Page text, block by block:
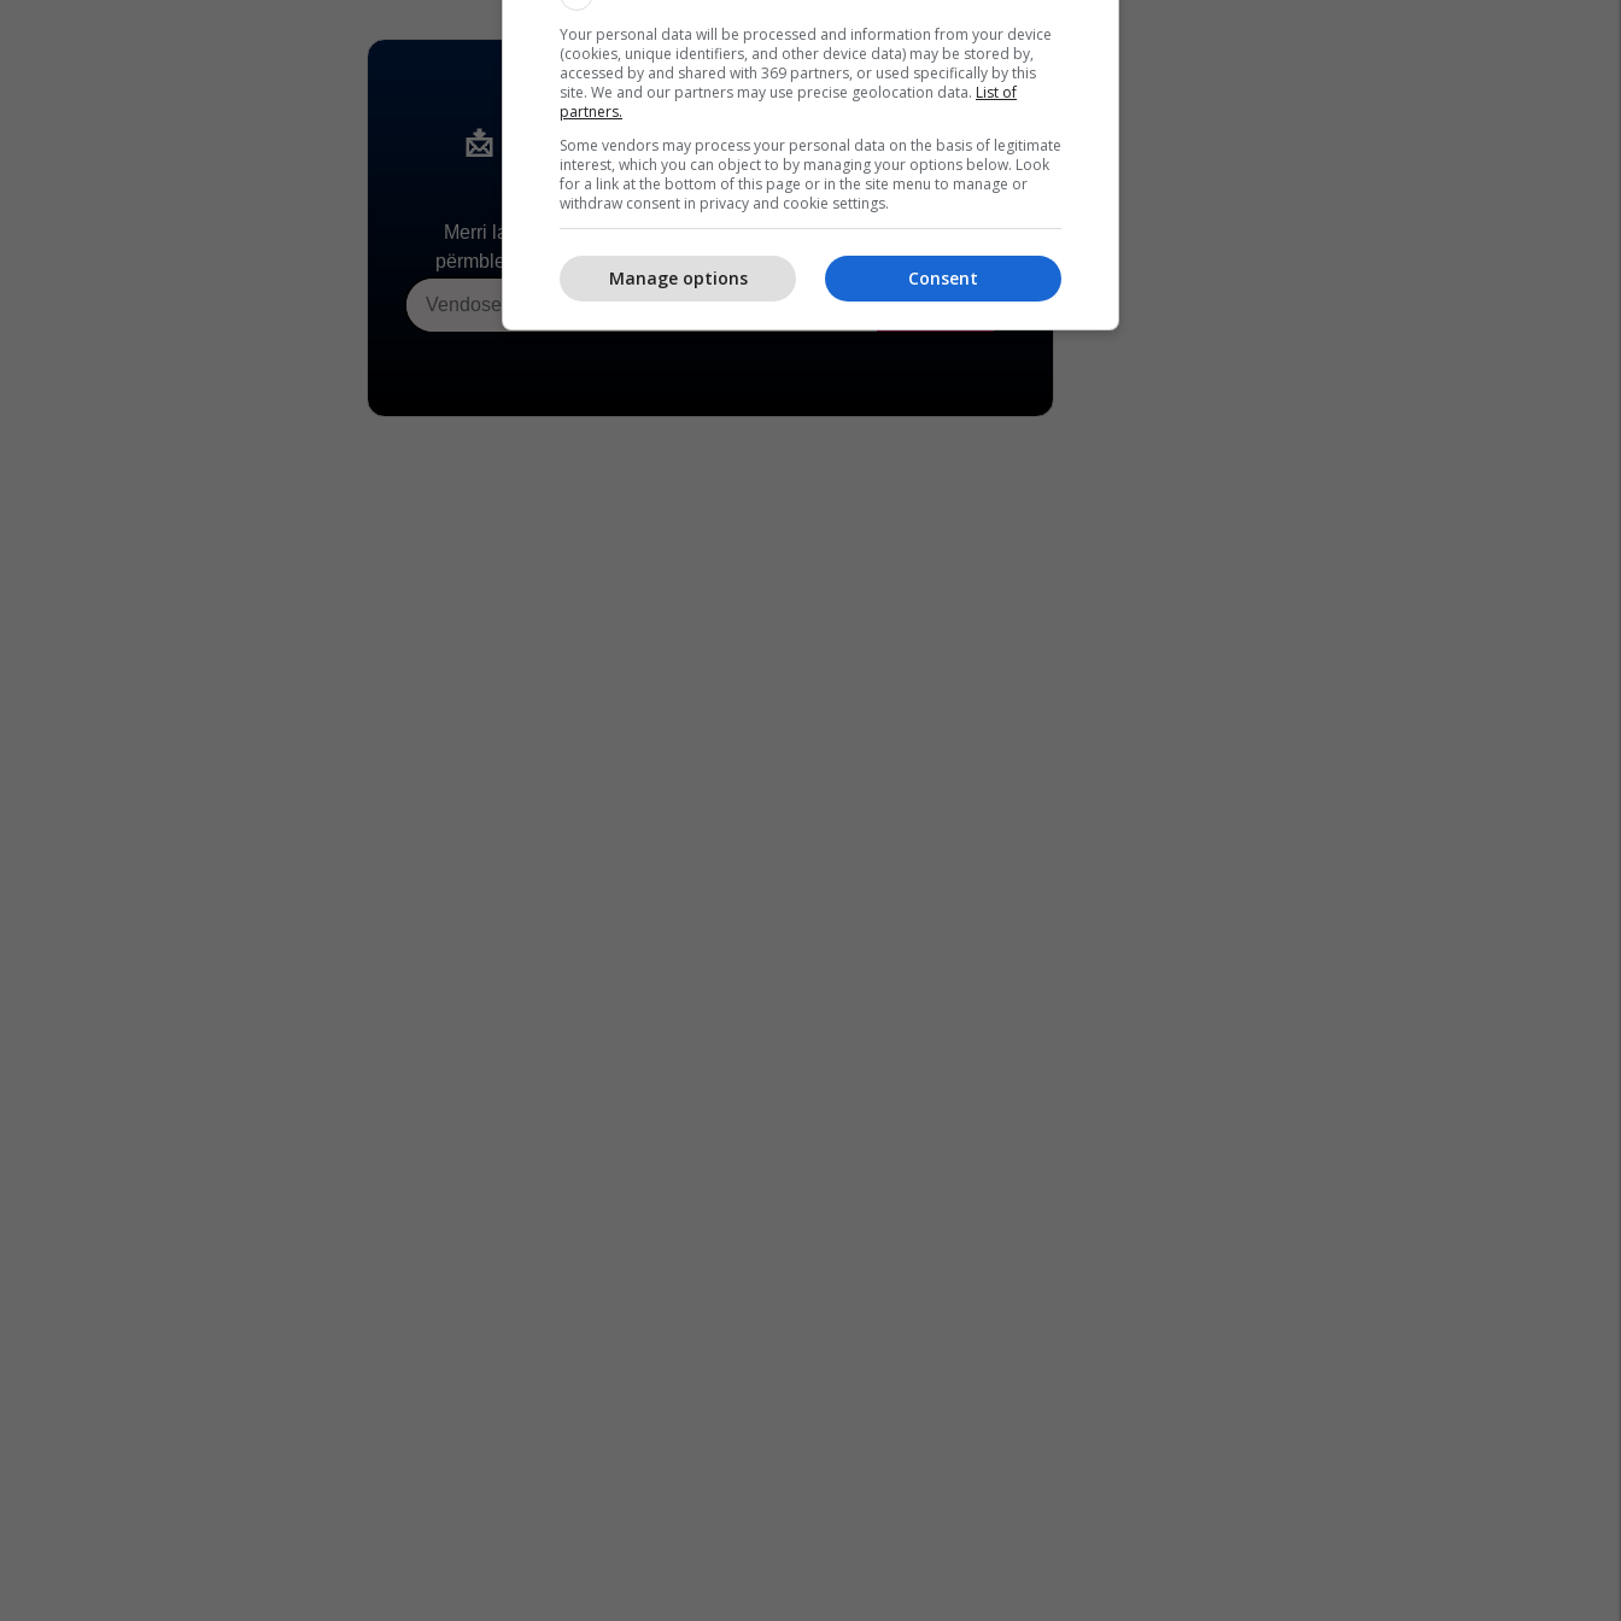
Your personal data will be processed and information from your device
(cookies, unique identifiers, and other device data) may be stored by,
accessed by and shared with 369 partners, or used specifically by this
site. We and our partners may use precise geolocation data. List of
partners.
Some vendors may process your personal data on the basis of legitimate
interest, which you can object to by managing your options below. Look
for a link at the bottom of this page or in the site menu to manage or
withdraw consent in privacy and cookie settings.
Consent
Manage options